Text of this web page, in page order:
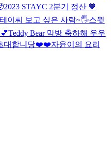
2023 STAYC 2분기 정산 💙
이씨 보고 싶은 사람~🖐스윗
Teddy Bear 막방 축하해 우우
대합니당❤️❤️자윤이의 요리